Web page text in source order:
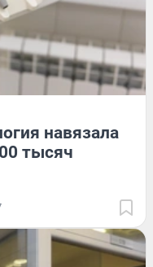
навязала
тысяч